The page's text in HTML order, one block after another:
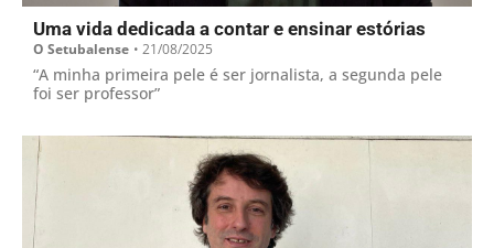
Uma vida dedicada a contar e ensinar estórias
O Setubalense • 21/08/2025
“A minha primeira pele é ser jornalista, a segunda pele
foi ser professor”